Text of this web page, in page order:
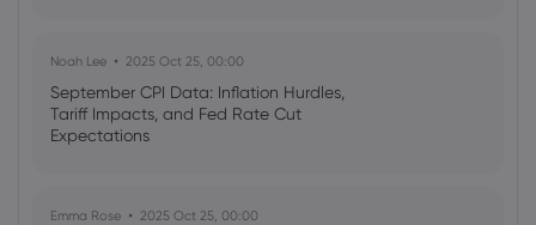
Noah Lee 2025 Oct 25, 00:00
September CPI Data: Inflation Hurdles,
Tariff Impacts, and Fed Rate Cut
Expectations
Emma Rose 2025 Oct 25, 00:00